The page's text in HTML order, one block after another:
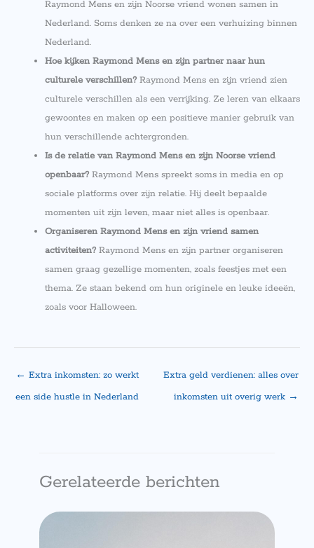
Raymond Mens en zijn Noorse vriend wonen samen in
Nederland. Soms denken ze na over een verhuizing binnen
Nederland.
Hoe kijken Raymond Mens en zijn partner naar hun
culturele verschillen?Raymond Mens en zijn vriend zien
culturele verschillen als een verrijking. Ze leren van elkaars
gewoontes en maken op een positieve manier gebruik van
hun verschillende achtergronden.
Is de relatie van Raymond Mens en zijn Noorse vriend
openbaar?Raymond Mens spreekt soms in media en op
sociale platforms over zijn relatie. Hij deelt bepaalde
momenten uit zijn leven, maar niet alles is openbaar.
Organiseren Raymond Mens en zijn vriend samen
activiteiten?Raymond Mens en zijn partner organiseren
samen graag gezellige momenten, zoals feestjes met een
thema. Ze staan bekend om hun originele en leuke ideeën,
zoals voor Halloween.
← Extra inkomsten: zo werkt
een side hustle in Nederland
Extra geld verdienen: alles over
inkomsten uit overig werk →
Gerelateerde berichten